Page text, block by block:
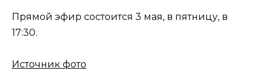
Прямой эфир состоится 3 мая, в пятницу, в
17:30.
Источник фото